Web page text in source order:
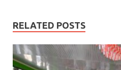
RELATED POSTS